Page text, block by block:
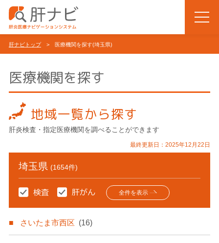
肝ナビトップ> 医療機関を探す(埼玉県)
医療機関を探す
地域一覧から探す
肝炎検査・指定医療機関を調べることができます
最終更新日：2025年12月22日
埼玉県 (1654件)
全件を表示
さいたま市西区 (16)